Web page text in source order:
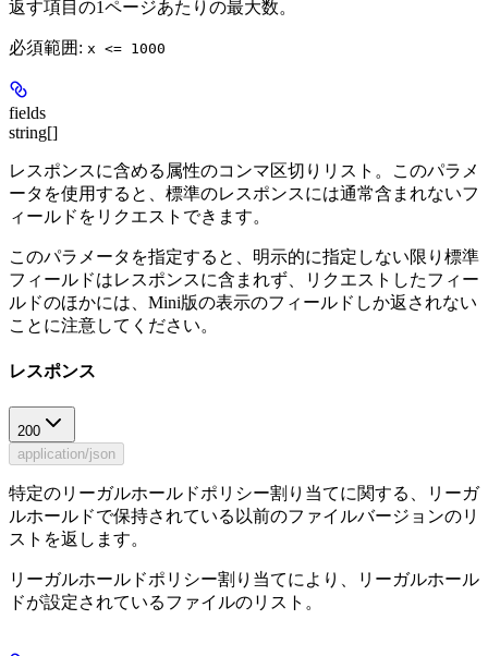
返す項目の1ページあたりの最大数。
必須範囲 : x <= 1000
fields
string[]
レスポンスに含める属性のコンマ区切りリスト。このパラメ
ータを使用すると、標準のレスポンスには通常含まれないフ
ィールドをリクエストできます。
このパラメータを指定すると、明示的に指定しない限り標準
フィールドはレスポンスに含まれず、リクエストしたフィー
ルドのほかには、Mini版の表示のフィールドしか返されない
ことに注意してください。
レスポンス
200
application/json
特定のリーガルホールドポリシー割り当てに関する、リーガ
ルホールドで保持されている以前のファイルバージョンのリ
ストを返します。
リーガルホールドポリシー割り当てにより、リーガルホール
ドが設定されているファイルのリスト。